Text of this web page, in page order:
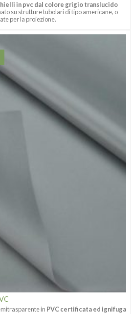
in pvc dal colore grigio translucido
su strutture tubolari di tipo americane, o
per la proiezione.
in PVC certificata ed ignifuga